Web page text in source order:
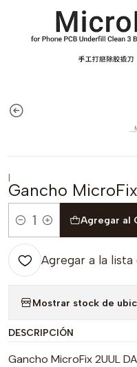
|
Gancho
Cantidad
Agregar al
Agregar a la
Mostrar stock de
DESCRIPCIÓN
Gancho MicroFix 2UUL